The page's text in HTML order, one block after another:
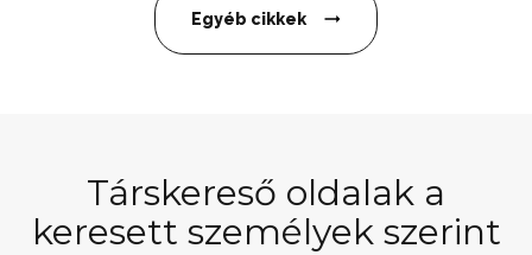
Egyéb cikkek
Társkereső oldalak a
keresett személyek szerint